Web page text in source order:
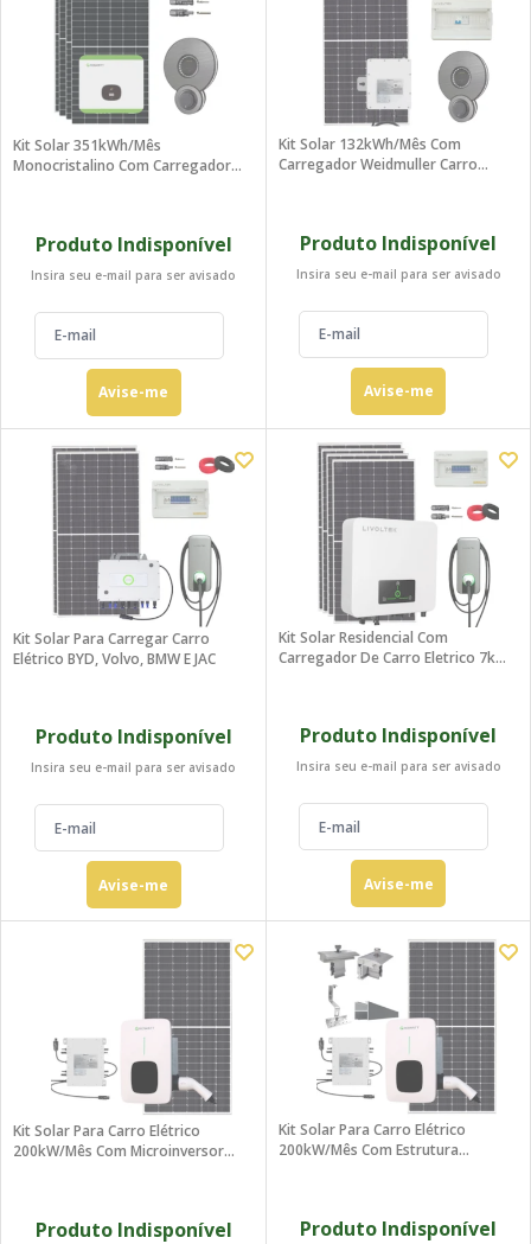
Kit Solar 351kWh/mês
Monocristalino Com Carregador
Produto Indisponível
Insira seu e-mail para ser avisado
Avise-me
Kit Solar 132kWh/mês Com
Carregador Weidmuller Carro
Produto Indisponível
Insira seu e-mail para ser avisado
Avise-me
Kit Solar Para Carregar Carro
Elétrico BYD, Volvo, BMW E JAC
Produto Indisponível
Insira seu e-mail para ser avisado
Avise-me
Kit Solar Residencial Com
Carregador De Carro Eletrico 7kW
Produto Indisponível
Insira seu e-mail para ser avisado
Avise-me
Kit Solar Para Carro Elétrico
200kW/mês Com Microinversor
Produto Indisponível
Kit Solar Para Carro Elétrico
200kW/mês Com Estrutura
Produto Indisponível